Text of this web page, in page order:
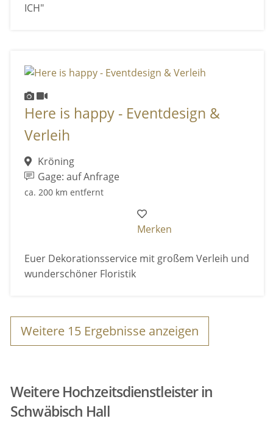
ICH"
Here is happy - Eventdesign &
Verleih
Kröning
Gage: auf Anfrage
ca. 200 km entfernt
Merken
Euer Dekorationsservice mit großem Verleih und
wunderschöner Floristik
Weitere 15 Ergebnisse anzeigen
Weitere Hochzeitsdienstleister in
Schwäbisch Hall